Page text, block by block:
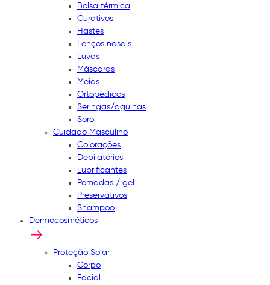
Bolsa térmica
Curativos
Hastes
Lenços nasais
Luvas
Máscaras
Meias
Ortopédicos
Seringas/agulhas
Soro
Cuidado Masculino
Colorações
Depilatórios
Lubrificantes
Pomadas / gel
Preservativos
Shampoo
Dermocosméticos
Proteção Solar
Corpo
Facial